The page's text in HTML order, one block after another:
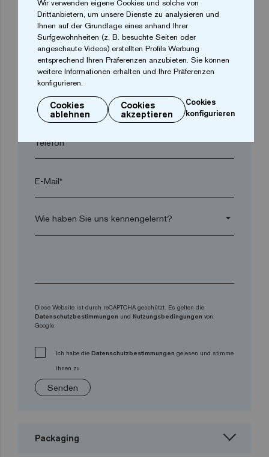
Ort*
Postleitzahl*
Telefon*
E-Mail*
arrow_drop_down
Diese Website ist durch reCAPTCHA geschützt. Es gelten die
Datenschutzbestimmungen und Nutzungsbedingungen von
Google.
Ich habe die Datenschutzbestimmungen gelesen und stimme
ihnen zu
Senden
Packaging
Wir verwenden eigene Cookies und solche von
Drittanbietern, um unsere Dienste zu analysieren und
Ihnen auf der Grundlage eines anhand Ihrer
Surfgewohnheiten (z. B. besuchte Seiten oder
angeschaute Videos) erstellten Profils Werbung
entsprechend Ihren Präferenzen anzubieten. Sie können
weitere Informationen erhalten und Ihre Präferenzen
konfigurieren.
Cookies
ablehnen
Cookies
akzeptieren
Cookies
konfigurieren